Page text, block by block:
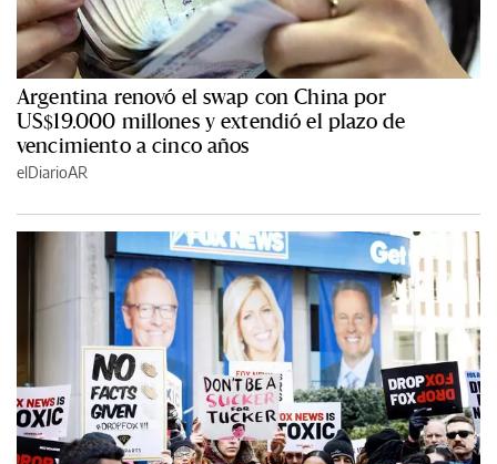
Argentina renovó el swap con China por
US$19.000 millones y extendió el plazo de
vencimiento a cinco años
elDiarioAR